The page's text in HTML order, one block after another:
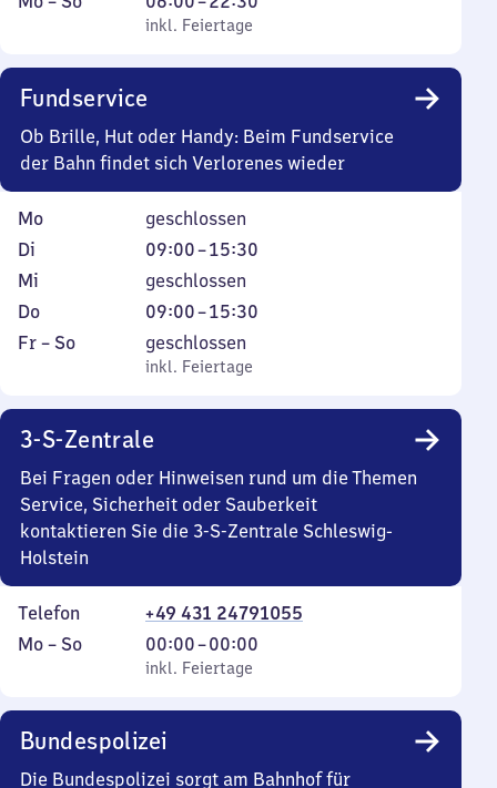
inkl. Feiertage
6
22
Uhr
30
inkl. Feiertage
Fundservice
Ob Brille, Hut oder Handy: Beim Fundservice
der Bahn findet sich Verlorenes wieder
Montag
Mo
geschlossen
Dienstag
Di 09:00–15:30
Von
9
Uhr
15
30
Mittwoch
Mi
geschlossen
Donnerstag
Do 09:00–15:30
Von
9
Uhr
Uhr
30
Freitag
Fr – So,
inkl. Feiertage
geschlossen
inkl. Feiertage
3-S-Zentrale
Bei Fragen oder Hinweisen rund um die Themen
Service, Sicherheit oder Sauberkeit
kontaktieren Sie die 3-S-Zentrale Schleswig-
Holstein
Telefon
+49 431 24791055
Montag
Mo – So,
inkl. Feiertage
00:00–00:00
Von
0
0
Uhr
inkl. Feiertage
Bundespolizei
Die Bundespolizei sorgt am Bahnhof für